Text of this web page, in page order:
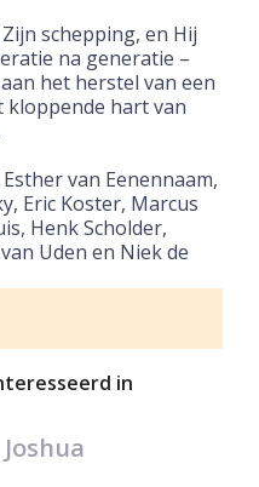
schepping, en Hij
na generatie –
het herstel van een
kloppende hart van
van Eenennaam,
Eric Koster, Marcus
Henk Scholder,
Uden en Niek de
in